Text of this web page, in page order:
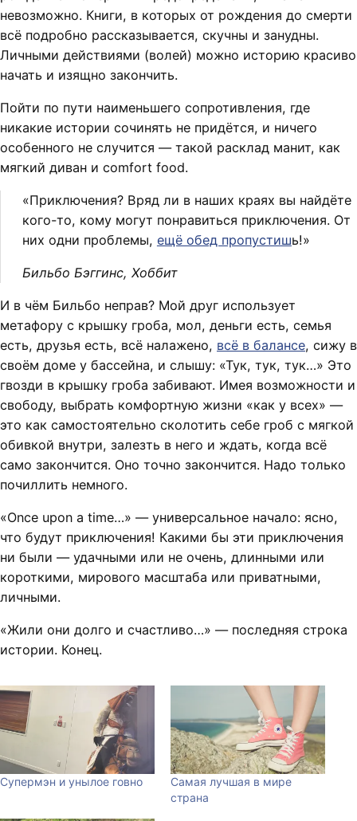
невозможно. Книги, в которых от рождения до смерти
всё подробно рассказывается, скучны и занудны.
Личными действиями (волей) можно историю красиво
начать и изящно закончить.
Пойти по пути наименьшего сопротивления, где
никакие истории сочинять не придётся, и ничего
особенного не случится — такой расклад манит, как
мягкий диван и comfort food.
«Приключения? Вряд ли в наших краях вы найдёте
кого-то, кому могут понравиться приключения. От
них одни проблемы, ещё обед пропустишь!»
Бильбо Бэггинс, Хоббит
И в чём Бильбо неправ? Мой друг использует
метафору с крышку гроба, мол, деньги есть, семья
есть, друзья есть, всё налажено, всё в балансе, сижу в
своём доме у бассейна, и слышу: «Тук, тук, тук…» Это
гвозди в крышку гроба забивают. Имея возможности и
свободу, выбрать комфортную жизни «как у всех» —
это как самостоятельно сколотить себе гроб с мягкой
обивкой внутри, залезть в него и ждать, когда всё
само закончится. Оно точно закончится. Надо только
почиллить немного.
«Once upon a time…» — универсальное начало: ясно,
что будут приключения! Какими бы эти приключения
ни были — удачными или не очень, длинными или
короткими, мирового масштаба или приватными,
личными.
«Жили они долго и счастливо…» — последняя строка
истории. Конец.
Супермэн и унылое говно
Самая лучшая в мире
страна